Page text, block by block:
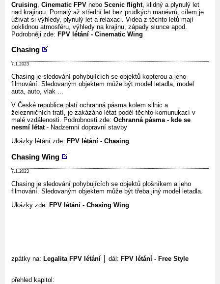
Cruising Cinematic FPV nebo Scenic flight, klidný a plynulý let
nad krajinou. Pomalý až střední let bez prudkých manévrů, cílem je
užívat si výhledy, plynulý let a relaxaci. Videa z těchto letů mají
poklidnou atmosféru, výhledy na krajinu, západy slunce apod.
Podrobněji zde: FPV létání - Cinematic Wing
Chasing
7.1.2023
Chasing je sledování pohybujících se objektů kopterou a jeho
filmování. Sledovaným objektem může být model letadla, model
auta, auto, vlak ...
V České republice platí ochranná pásma kolem silnic a
železnničních tratí, je zakázáno létat podél těchto komunukací v
malé vzdálenosti. Podrobnosti zde: Ochranná pásma - kde se
nesmí létat- Nadzemní dopravní stavby
Ukázky létání zde: FPV létání - Chasing
Chasing Wing
7.1.2023
Chasing je sledování pohybujících se objektů plošníkem a jeho
filmování. Sledovaným objektem může být třeba jiný model letadla.
Ukázky zde: FPV létání - Chasing Wing
zpátky na: Legalita FPV létání │ dál: FPV létání - Free Style
přehled kapitol: